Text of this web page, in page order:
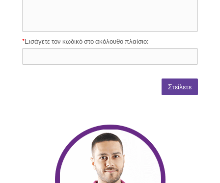
Εισάγετε τον κωδικό στο ακόλουθο πλαίσιο: